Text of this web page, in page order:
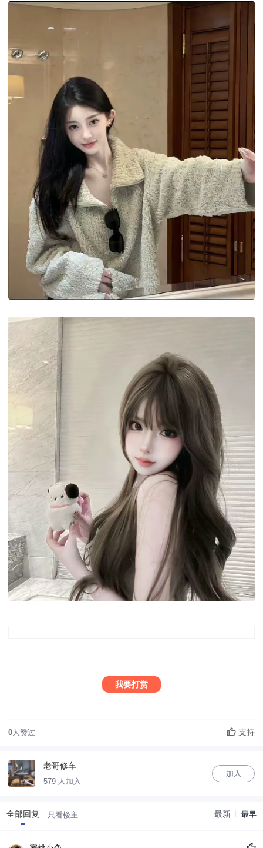
我要打赏
0 人赞过 支持
老哥修车
579 人加入
加入
全部回复 只看楼主 最新 最早